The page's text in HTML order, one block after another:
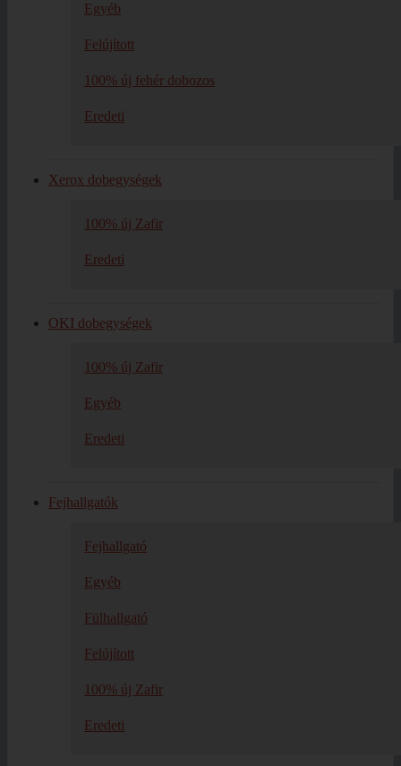
Egyéb
Felújított
100% új fehér dobozos
Eredeti
Xerox dobegységek
100% új Zafir
Eredeti
OKI dobegységek
100% új Zafir
Egyéb
Eredeti
Fejhallgatók
Fejhallgató
Egyéb
Fülhallgató
Felújított
100% új Zafir
Eredeti